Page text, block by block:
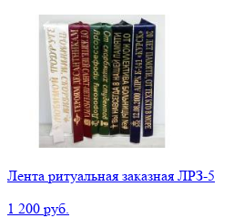
Лента ритуальная заказная ЛРЗ-5
1 200 руб.